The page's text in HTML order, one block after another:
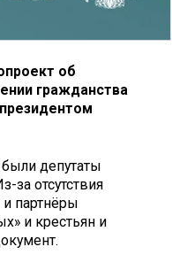
об
гражданства
были депутаты
за отсутствия
партнёры
и крестьян и